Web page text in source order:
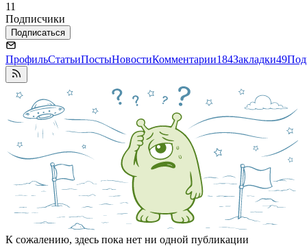
11
Подписчики
Подписаться
ПрофильСтатьиПостыНовостиКомментарии184Закладки49
К сожалению, здесь пока нет ни одной публикации